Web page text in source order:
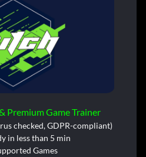
Premium Game Trainer
checked, GDPR-compliant)
in less than 5 min
Games